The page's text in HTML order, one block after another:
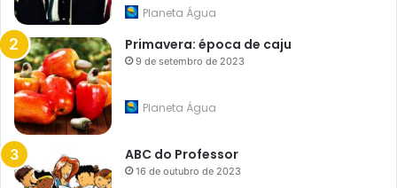
Planeta Água
Primavera: época de caju
9 de setembro de 2023
Planeta Água
ABC do Professor
16 de outubro de 2023